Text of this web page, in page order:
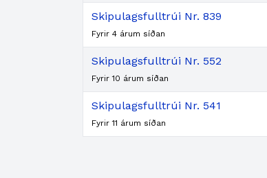
Skipulagsfulltrúi Nr. 839
Fyrir 4 árum síðan
Skipulagsfulltrúi Nr. 552
Fyrir 10 árum síðan
Skipulagsfulltrúi Nr. 541
Fyrir 11 árum síðan